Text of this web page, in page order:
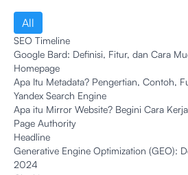
All
SEO Timeline
Google Bard: Definisi, Fitur, dan Cara
Homepage
Apa Itu Metadata? Pengertian, Contoh,
Yandex Search Engine
Apa itu Mirror Website? Begini Cara
Page Authority
Headline
Generative Engine Optimization (GEO):
2024